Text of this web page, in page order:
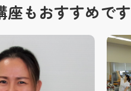
座もおすすめです